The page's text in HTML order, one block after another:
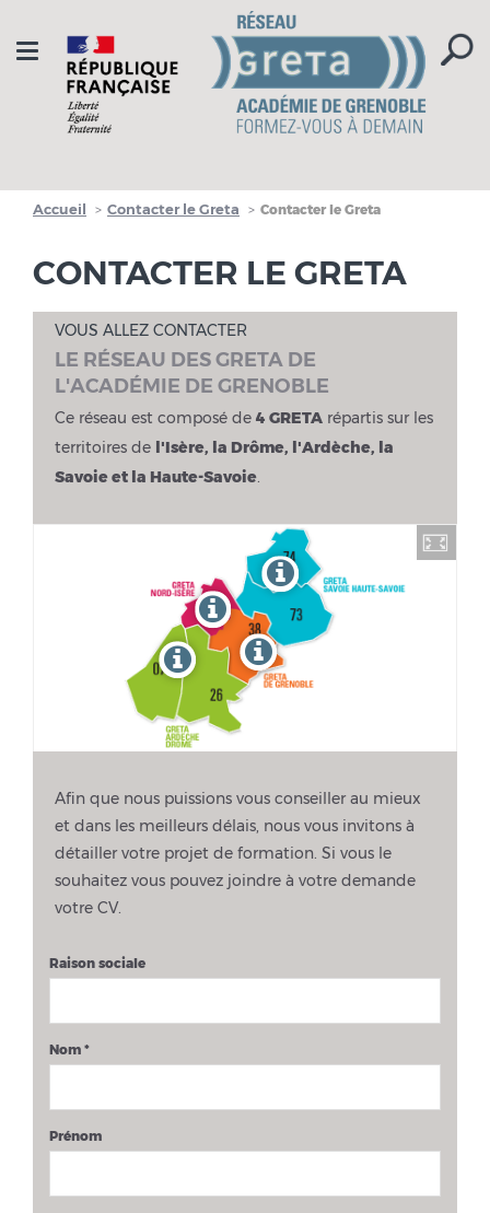
Toggle
navigation
Accueil Contacter le Greta Contacter le Greta
CONTACTER LE GRETA
VOUS ALLEZ CONTACTER
LE RÉSEAU DES GRETA DE
L'ACADÉMIE DE GRENOBLE
Ce réseau est composé de 4 GRETA répartis sur les
territoires de l'Isère, la Drôme, l'Ardèche, la
Savoie et la Haute-Savoie.
Afin que nous puissions vous conseiller au mieux
et dans les meilleurs délais, nous vous invitons à
détailler votre projet de formation. Si vous le
souhaitez vous pouvez joindre à votre demande
votre CV.
Raison sociale
Nom *
Prénom